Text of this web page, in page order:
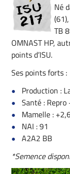
Né
(61),
TB
OMNAST HP,
points d’ISU.
Ses points forts :
Production :
Santé :
Mamelle :
NAI : 91
A2A2 BB
*Semence